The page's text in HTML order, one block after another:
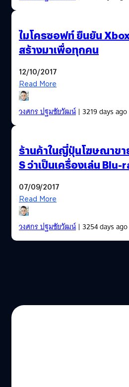
ไมโครซอฟท์ ยืนยัน
สร้างมาเพื่อทุกคน
12/10/2017
Read More
วงศกร ปฐมชัยวัฒน์| 3219 days ago
ร้านค้าในญี่ปุ่นโฆษณาขา
S ว่าเป็นเครื่องเล่น Blu-
07/09/2017
Read More
วงศกร ปฐมชัยวัฒน์| 3254 days ago
เปิดตัว XboxOne S ลา